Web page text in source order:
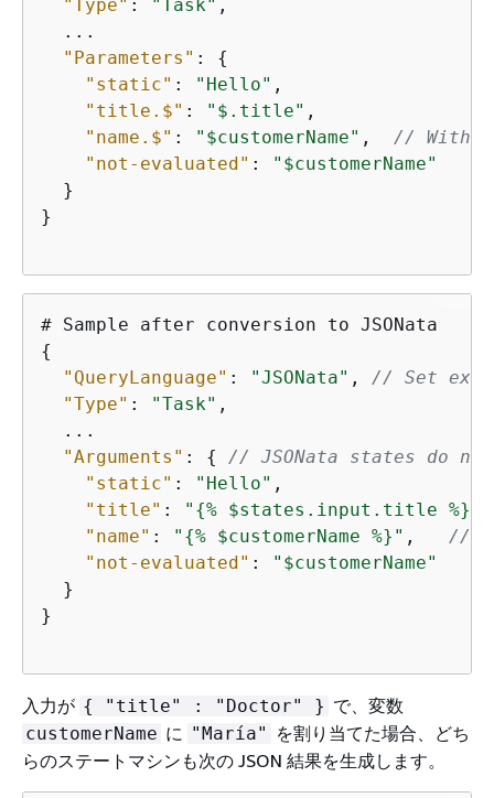
"Type" : "Task" ,
  ...
"Parameters" : {
"static" : "Hello" ,
"title.$" : "$.title" ,
"name.$" : "$customerName" , // With
"not-evaluated" :
"$customerName"
  }
}
{
"QueryLanguage" : "JSONata" , // Set
"Type" : "Task" ,
  ...
"Arguments" : {
// JSONata states do not
"static" : "Hello" ,
"title" : " {% $states.input.title %}"
"name" : " {% $customerName %}" , //
"not-evaluated" :
"$customerName"
  }
}
入力が { "title" : "Doctor" } で、変数
customerName に "María"
を割り当てた場合、どち
らのステートマシンも次の JSON 結果を生成します。